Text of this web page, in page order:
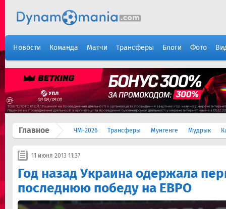
Новости Команда Матчи Трансферы Блоги Фото
Главное ЧМ-2026 Трансферы Мунгенге Мудрык
11 июня 2013 11:37
Год назад Украина одержала
последнюю победу на ЕВРО